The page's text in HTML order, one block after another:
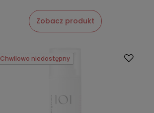
Zobacz produkt
Chwilowo niedostępny